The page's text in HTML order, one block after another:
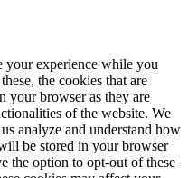
your experience while you
the cookies that are
your browser as they are
of the website. We
analyze and understand how
be stored in your browser
the option to opt-out of these